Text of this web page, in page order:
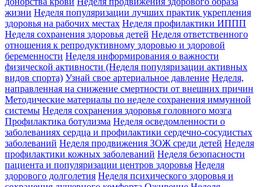
жизни Неделя популяризации лучших практик укрепления
здоровья на рабочих местах Неделя профилактики ИППП
Неделя сохранения здоровья детей Неделя ответственного
отношения к репродуктивному здоровью и здоровой
беременности Неделя информирования о важности
физической активности (Неделя популяризации активных
видов спорта) Узнай свое артериальное давление Неделя,
направленная на снижение смертности от внешних причин
Методические материалы по неделе сохранения иммунной
системы Неделя сохранения здоровья головного мозга
Профилактика ботулизма Неделя осведомленности о
заболеваниях сердца и профилактики сердечно-сосудистых
заболеваний Неделя продвижения ЗОЖ среди детей Неделя
профилактики кожных заболеваний Неделя безопасности
пациента и популяризации центров здоровья Неделя
здорового долголетия Неделя психического здоровья и